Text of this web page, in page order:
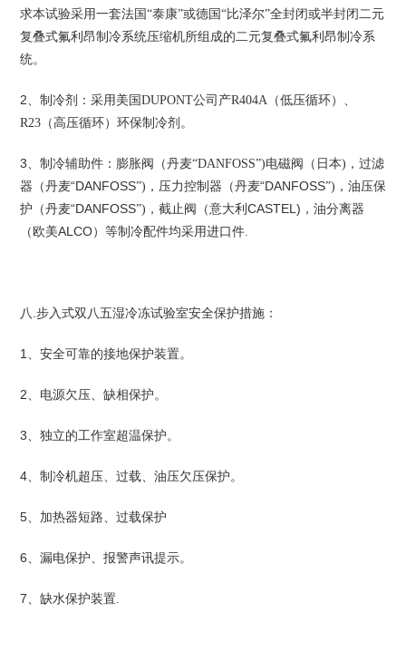
求本试验采用一套法国“泰康”或德国“比泽尔”全封闭或半封闭二元
复叠式氟利昂制冷系统压缩机所组成的二元复叠式氟利昂制冷系
统。
2、制冷剂：采用美国DUPONT公司产R404A（低压循环）、
R23（高压循环）环保制冷剂。
3、制冷辅助件：膨胀阀（丹麦“DANFOSS”)电磁阀（日本) ， 过滤
器（丹麦“DANFOSS”) ， 压力控制器（丹麦“DANFOSS”) ， 油压保
护（丹麦“DANFOSS”) ， 截止阀（意大利 CASTEL)， 油分离器
（欧美ALCO）等制冷配件均采用进口件.
八.步入式双八五湿冷冻试验室安全保护措施：
1 、安全可靠的接地保护装置。
2、电源欠压、缺相保护。
3、独立的工作室超温保护。
4、制冷机超压、过载、油压欠压保护。
5、加热器短路、过载保护
6、漏电保护、报警声讯提示。
7、缺水保护装置.